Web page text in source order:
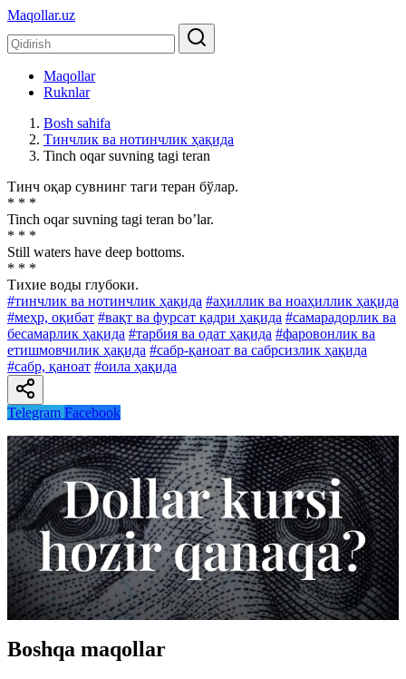
Maqollar.uz
Maqollar
Ruknlar
Bosh sahifa
Тинчлик ва нотинчлик ҳақида
Tinch oqar suvning tagi teran
Тинч оқар сувнинг таги теран бўлар.
* * *
Tinch oqar suvning tagi teran bo’lar.
* * *
Still waters have deep bottoms.
* * *
Тихие воды глубоки.
#тинчлик ва нотинчлик ҳақида #аҳиллик ва ноаҳиллик ҳақида
#меҳр, оқибат #вақт ва фурсат қадри ҳақида #самарадорлик ва
бесамарлик ҳақида #тарбия ва одат ҳақида #фаровонлик ва
етишмовчилик ҳақида #сабр-қаноат ва сабрсизлик ҳақида
#сабр, қаноат #оила ҳақида
Telegram Facebook
Boshqa maqollar